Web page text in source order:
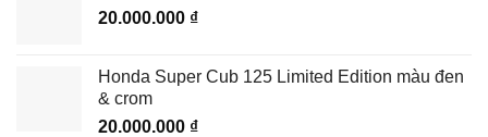
20.000.000 ₫
Honda Super Cub 125 Limited Edition màu đen
& crom
20.000.000 ₫